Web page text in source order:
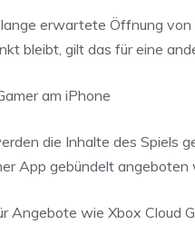
erwartete Öffnung
bleibt, gilt das für eine
am iPhone
die Inhalte des Spiels
App gebündelt
Angebote wie Xbox Cloud